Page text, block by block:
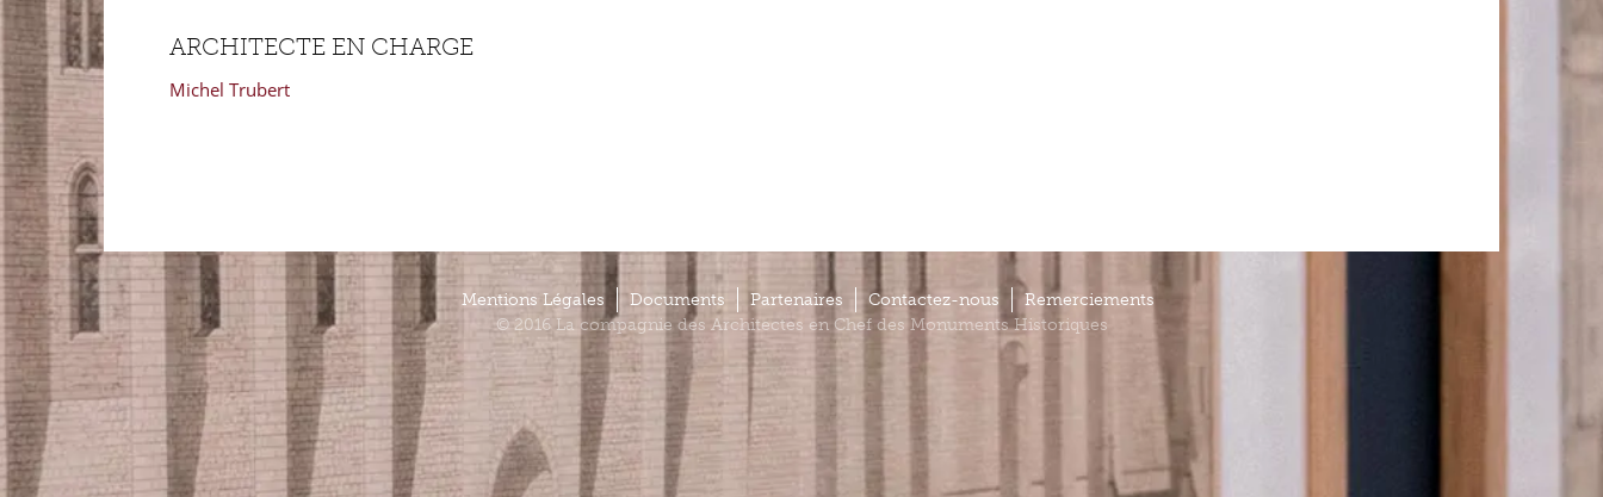
ARCHITECTE EN CHARGE
Michel Trubert
Mentions Légales Documents Partenaires Contactez-nous
Remerciements
© 2016 La compagnie des Architectes en Chef des Monuments Historiques